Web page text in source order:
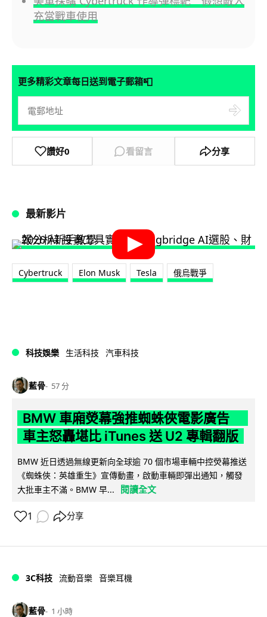
充當戰車使用
更多精彩文章每日送到電子郵箱📮
讚好0 看留言 分享
最新影片
Cybertruck Elon Musk Tesla 俄烏戰爭
科技娛樂 生活科技 汽車科技
藍骨 57 分
BMW 車廂熒幕強推蜘蛛俠電影廣告
車主怒轟堪比 iTunes 送 U2 專輯翻版
BMW 近日透過無線更新向全球逾 70 個市場車輛中控熒幕推送
《蜘蛛俠：英雄重生》宣傳動畫，啟動車輛即彈出通知，觸發
大批車主不滿。BMW 早...
閱讀全文
1 分享
3C科技 流動音樂 音樂耳機
藍骨 1 小時